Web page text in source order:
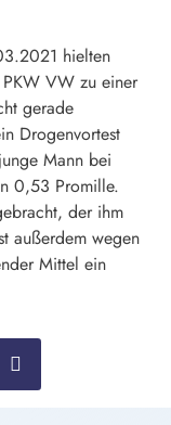
hielten
PKW VW zu einer
gerade
Drogenvortest
Mann bei
0,53 Promille.
der ihm
außerdem wegen
Mittel ein